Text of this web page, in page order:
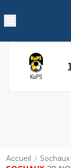
KuPS
Accueil Sochaux